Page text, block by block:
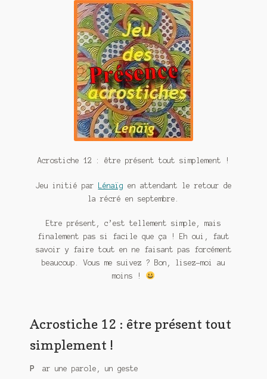
De(s)tracteur réduit au silence
Il fallait me laisser mourir
Les boules du Père Noël
Liste de tous mes romans
Marre des adultes
Mes romans
Mon admirateur de l’avent
Acrostiche 12 : être présent tout simplement !
Jeu initié par Lénaïg en attendant le retour de
la récré en septembre.
Etre présent, c’est tellement simple, mais
finalement pas si facile que ça ! Eh oui, faut
savoir y faire tout en ne faisant pas forcément
beaucoup. Vous me suivez ? Bon, lisez-moi au
moins !
Acrostiche 12 : être présent tout
simplement !
P ar une parole, un geste